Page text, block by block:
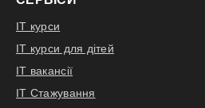
IT курси
IT курси для дітей
IT вакансії
IT Стажування